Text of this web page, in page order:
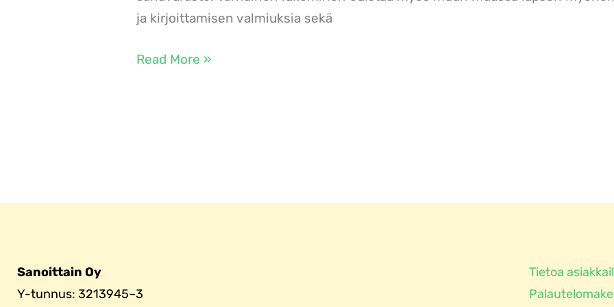
ja kirjoittamisen valmiuksia sekä
Read More »
Sanoittain Oy
Y-tunnus: 3213945–3
Tietoa
Palautelomake